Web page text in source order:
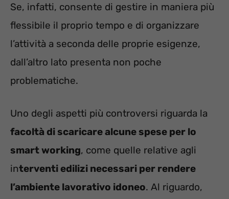
Se, infatti, consente di gestire in maniera più
flessibile il proprio tempo e di organizzare
l’attività a seconda delle proprie esigenze,
dall’altro lato presenta non poche
problematiche.
Uno degli aspetti più controversi riguarda la
facoltà di scaricare alcune spese per lo
smart working, come quelle relative agli
interventi edilizi necessari per rendere
l’ambiente lavorativo idoneo. Al riguardo,